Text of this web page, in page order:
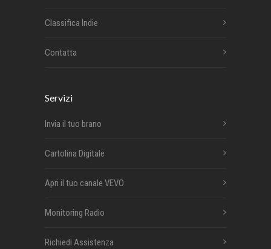
Classifica Indie
Contatta
Servizi
Invia il tuo brano
Cartolina Digitale
Apri il tuo canale VEVO
Monitoring Radio
Richiedi Assistenza